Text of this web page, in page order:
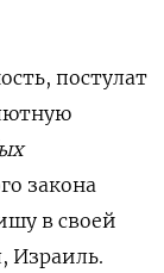
постулат
закона
в своей
Израиль.